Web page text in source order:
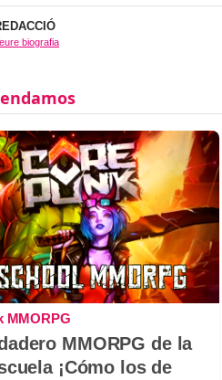
biografia
MMORPG
MMORPG de la
¡Cómo los de